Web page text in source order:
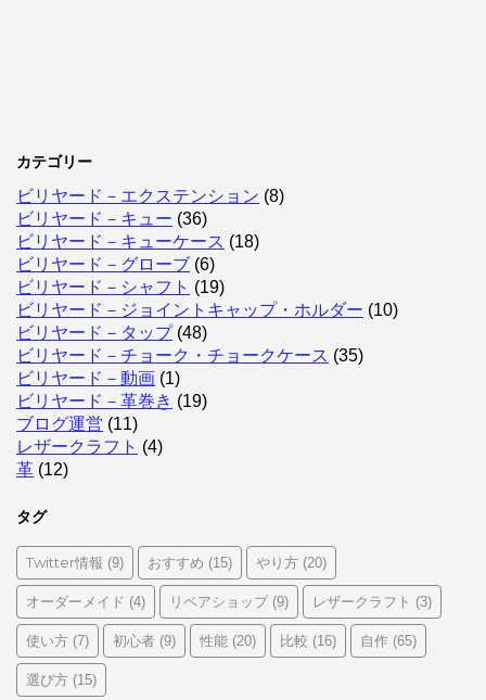
カテゴリー
ビリヤード－エクステンション (8)
ビリヤード－キュー (36)
ビリヤード－キューケース (18)
ビリヤード－グローブ (6)
ビリヤード－シャフト (19)
ビリヤード－ジョイントキャップ・ホルダー (10)
ビリヤード－タップ(48)
ビリヤード－チョーク・チョークケース (35)
ビリヤード－動画 (1)
ビリヤード－革巻き (19)
ブログ運営 (11)
レザークラフト (4)
革 (12)
タグ
Twitter情報 (9) おすすめ (15) やり方 (20)
オーダーメイド (4) リペアショップ(9) レザークラフト (3)
使い方 (7) 初心者 (9) 性能 (20) 比較 (16) 自作 (65)
選び方 (15)